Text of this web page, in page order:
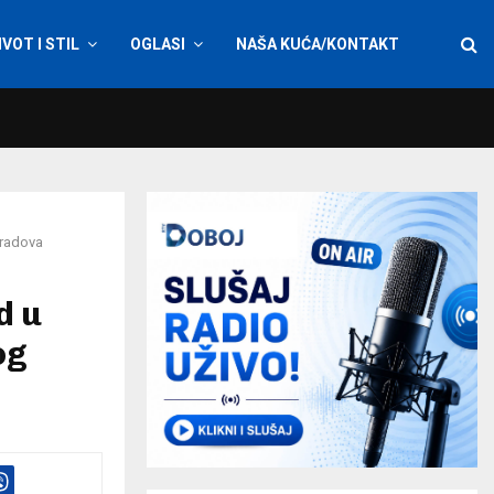
I STIL OGLASI NAŠA KUĆA/KONTAKT
u